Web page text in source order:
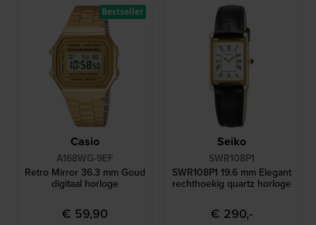
Casio
A168WG-9EF
Retro Mirror 36.3 mm Goud
digitaal horloge
€ 59,90
Bestseller
Seiko
SWR108P1
SWR108P1 19.6 mm Elegant
rechthoekig quartz horloge
€ 290,-